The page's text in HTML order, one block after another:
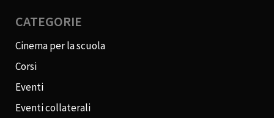
CATEGORIE
Cinema per la scuola
Corsi
Eventi
Eventi collaterali